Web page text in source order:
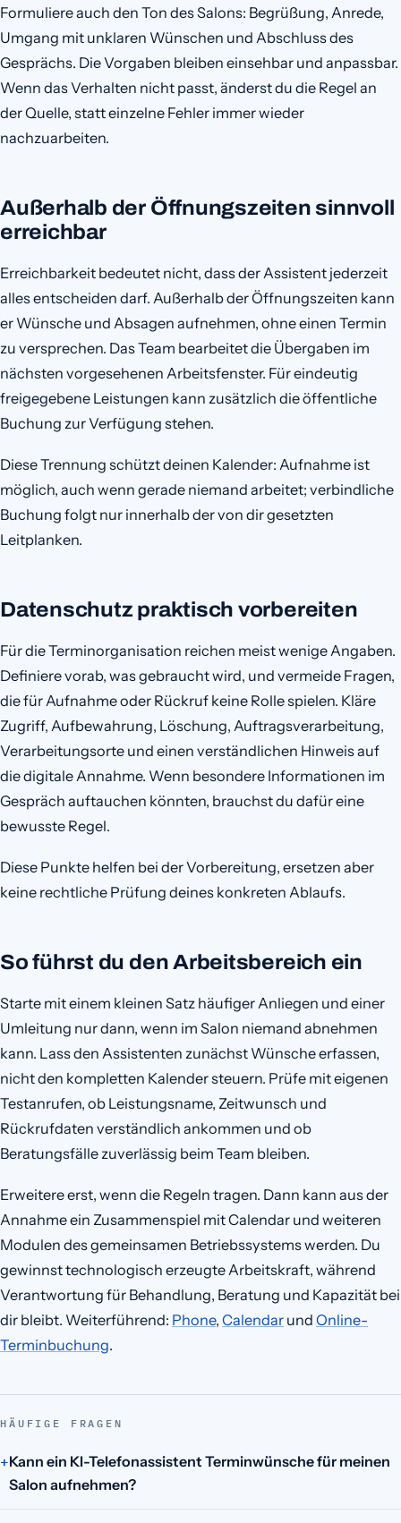
Formuliere auch den Ton des Salons: Begrüßung, Anrede,
Umgang mit unklaren Wünschen und Abschluss des
Gesprächs. Die Vorgaben bleiben einsehbar und anpassbar.
Wenn das Verhalten nicht passt, änderst du die Regel an
der Quelle, statt einzelne Fehler immer wieder
nachzuarbeiten.
Außerhalb der Öffnungszeiten sinnvoll
erreichbar
Erreichbarkeit bedeutet nicht, dass der Assistent jederzeit
alles entscheiden darf. Außerhalb der Öffnungszeiten kann
er Wünsche und Absagen aufnehmen, ohne einen Termin
zu versprechen. Das Team bearbeitet die Übergaben im
nächsten vorgesehenen Arbeitsfenster. Für eindeutig
freigegebene Leistungen kann zusätzlich die öffentliche
Buchung zur Verfügung stehen.
Diese Trennung schützt deinen Kalender: Aufnahme ist
möglich, auch wenn gerade niemand arbeitet; verbindliche
Buchung folgt nur innerhalb der von dir gesetzten
Leitplanken.
Datenschutz praktisch vorbereiten
Für die Terminorganisation reichen meist wenige Angaben.
Definiere vorab, was gebraucht wird, und vermeide Fragen,
die für Aufnahme oder Rückruf keine Rolle spielen. Kläre
Zugriff, Aufbewahrung, Löschung, Auftragsverarbeitung,
Verarbeitungsorte und einen verständlichen Hinweis auf
die digitale Annahme. Wenn besondere Informationen im
Gespräch auftauchen könnten, brauchst du dafür eine
bewusste Regel.
Diese Punkte helfen bei der Vorbereitung, ersetzen aber
keine rechtliche Prüfung deines konkreten Ablaufs.
So führst du den Arbeitsbereich ein
Starte mit einem kleinen Satz häufiger Anliegen und einer
Umleitung nur dann, wenn im Salon niemand abnehmen
kann. Lass den Assistenten zunächst Wünsche erfassen,
nicht den kompletten Kalender steuern. Prüfe mit eigenen
Testanrufen, ob Leistungsname, Zeitwunsch und
Rückrufdaten verständlich ankommen und ob
Beratungsfälle zuverlässig beim Team bleiben.
Erweitere erst, wenn die Regeln tragen. Dann kann aus der
Annahme ein Zusammenspiel mit Calendar und weiteren
Modulen des gemeinsamen Betriebssystems werden. Du
gewinnst technologisch erzeugte Arbeitskraft, während
Verantwortung für Behandlung, Beratung und Kapazität bei
dir bleibt. Weiterführend: Phone, Calendar und Online-
Terminbuchung.
HÄUFIGE FRAGEN
Kann ein KI-Telefonassistent Terminwünsche für meinen
Salon aufnehmen?